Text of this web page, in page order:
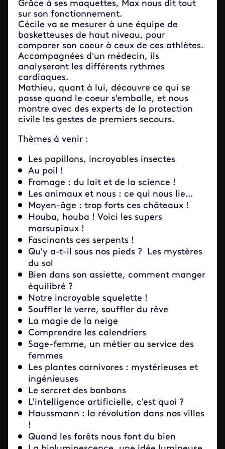
Grâce à ses maquettes, Max nous dit tout
sur son fonctionnement.
Cécile va se mesurer à une équipe de
basketteuses de haut niveau, pour
comparer son coeur à ceux de ces athlètes.
Accompagnées d’un médecin, ils
analyseront les différents rythmes
cardiaques.
Mathieu, quant à lui, découvre ce qui se
passe quand le coeur s'emballe, et nous
montre avec des experts de la protection
civile les gestes de premiers secours.
Thèmes à venir :
Les papillons, incroyables insectes
Au poil !
Fromage : du lait et de la science !
Les animaux et nous : ce qui nous lie...
Moyen-âge : trop forts ces châteaux !
Houba, houba ! Voici les supers
marsupiaux !
Fascinants ces serpents !
Qu'y a-t-il sous nos pieds ? Les mystères
du sol
Bien dans son assiette, comment manger
équilibré ?
Notre incroyable squelette !
Souffler le verre, souffler du rêve
La magie de la neige
Comprendre les calendriers
Sage-femme, un métier au service des
femmes
Les plantes carnivores : mystérieuses et
ingénieuses
Le sercret des bonbons
L'intelligence artificielle, c'est quoi ?
Haussmann : la révolution dans nos villes
!
Quand les forêts nous font du bien